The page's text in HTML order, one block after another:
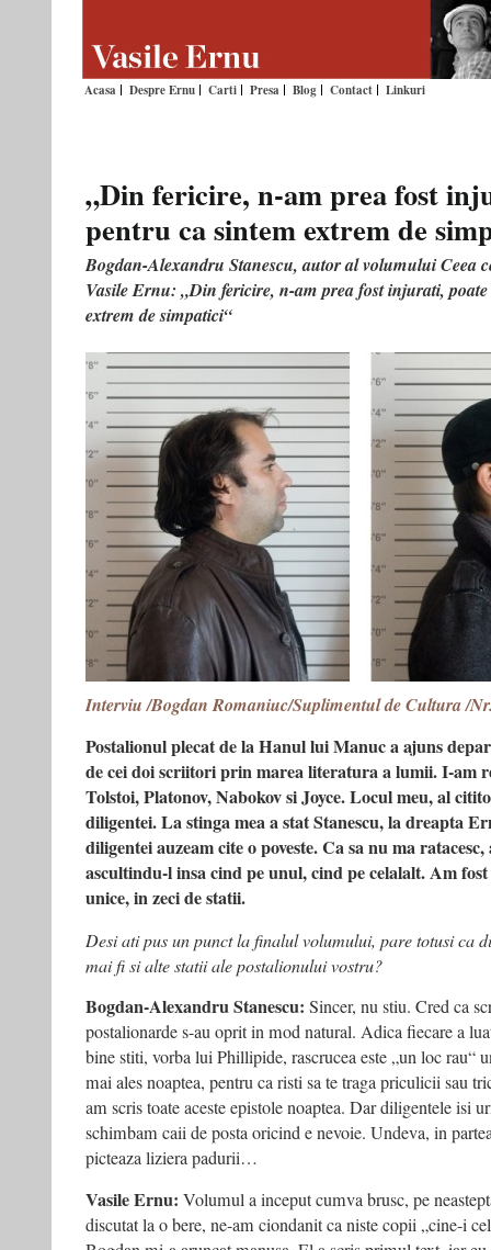
Acasa Despre Ernu Carti Presa Blog Contact Linkuri
„Din fericire, n-am prea fost
pentru ca sintem extrem de
Bogdan-Alexandru Stanescu, autor al volumului Ceea
Vasile Ernu: „Din fericire, n-am prea fost injurati,
extrem de simpatici“
Interviu /Bogdan Romaniuc/Suplimentul de Cultura /
Postalionul plecat de la Hanul lui Manuc a ajuns
de cei doi scriitori prin marea literatura a lumii. I-am
Tolstoi, Platonov, Nabokov si Joyce. Locul meu, al
diligentei. La stinga mea a stat Stanescu, la dreapta
diligentei auzeam cite o poveste. Ca sa nu ma
ascultindu-l insa cind pe unul, cind pe celalalt. Am
unice, in zeci de statii.
Desi ati pus un punct la finalul volumului, pare totusi ca
mai fi si alte statii ale postalionului vostru?
Bogdan-Alexandru Stanescu: Sincer, nu stiu. Cred ca
postalionarde s-au oprit in mod natural. Adica fiecare a
bine stiti, vorba lui Phillipide, rascrucea este „un loc rau“
mai ales noaptea, pentru ca risti sa te traga priculicii sau
am scris toate aceste epistole noaptea. Dar diligentele isi
schimbam caii de posta oricind e nevoie. Undeva, in
picteaza liziera padurii…
Vasile Ernu: Volumul a inceput cumva brusc, pe
discutat la o bere, ne-am ciondanit ca niste copii „cine-i